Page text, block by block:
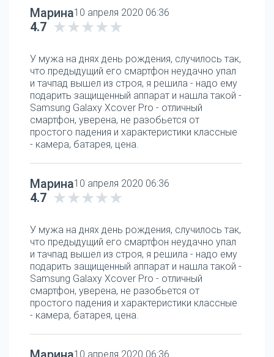
Марина10 апреля 2020 06:36
4.7
У мужа на днях день рождения, случилось так,
что предыдущий его смартфон неудачно упал
и тачпад вышел из строя, я решила - надо ему
подарить защищенный аппарат и нашла такой -
Samsung Galaxy Xcover Pro - отличный
смартфон, уверена, не разобьется от
простого падения и характеристики классные
- камера, батарея, цена.
Марина10 апреля 2020 06:36
4.7
У мужа на днях день рождения, случилось так,
что предыдущий его смартфон неудачно упал
и тачпад вышел из строя, я решила - надо ему
подарить защищенный аппарат и нашла такой -
Samsung Galaxy Xcover Pro - отличный
смартфон, уверена, не разобьется от
простого падения и характеристики классные
- камера, батарея, цена.
10 апреля 2020 06:36